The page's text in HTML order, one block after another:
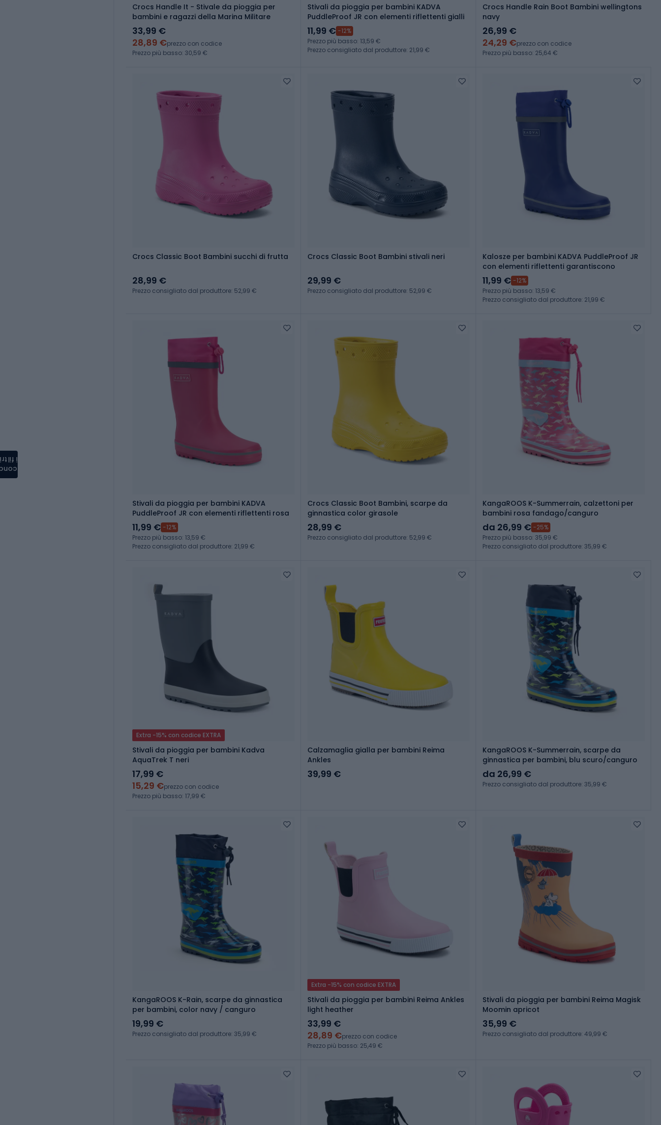
Crocs Handle It - Stivale da pioggia per
bambini e ragazzi della Marina Militare
33,99 €
28,89 €prezzo con codice
Prezzo più basso: 30,59 €
Stivali da pioggia per bambini KADVA
PuddleProof JR con elementi riflettenti gialli
11,99 € -12%
Prezzo più basso: 13,59 €
Prezzo consigliato dal produttore: 21,99 €
Crocs Handle Rain Boot Bambini wellingtons
navy
26,99 €
24,29 €prezzo con codice
Prezzo più basso: 25,64 €
Crocs Classic Boot Bambini succhi di frutta
28,99 €
Prezzo consigliato dal produttore: 52,99 €
Crocs Classic Boot Bambini stivali neri
29,99 €
Prezzo consigliato dal produttore: 52,99 €
Kalosze per bambini KADVA PuddleProof JR
con elementi riflettenti garantiscono
11,99 € -12%
Prezzo più basso: 13,59 €
Prezzo consigliato dal produttore: 21,99 €
Stivali da pioggia per bambini KADVA
PuddleProof JR con elementi riflettenti rosa
11,99 € -12%
Prezzo più basso: 13,59 €
Prezzo consigliato dal produttore: 21,99 €
Crocs Classic Boot Bambini, scarpe da
ginnastica color girasole
28,99 €
Prezzo consigliato dal produttore: 52,99 €
KangaROOS K-Summerrain, calzettoni per
bambini rosa fandago/canguro
da 26,99 € -25%
Prezzo più basso: 35,99 €
Prezzo consigliato dal produttore: 35,99 €
Extra -15% con codice EXTRA
Stivali da pioggia per bambini Kadva
AquaTrek T neri
17,99 €
15,29 €prezzo con codice
Prezzo più basso: 17,99 €
Calzamaglia gialla per bambini Reima
Ankles
39,99 €
KangaROOS K-Summerrain, scarpe da
ginnastica per bambini, blu scuro/canguro
da 26,99 €
Prezzo consigliato dal produttore: 35,99 €
KangaROOS K-Rain, scarpe da ginnastica
per bambini, color navy / canguro
19,99 €
Prezzo consigliato dal produttore: 35,99 €
Extra -15% con codice EXTRA
Stivali da pioggia per bambini Reima Ankles
light heather
33,99 €
28,89 €prezzo con codice
Prezzo più basso: 25,49 €
Stivali da pioggia per bambini Reima Magisk
Moomin apricot
35,99 €
Prezzo consigliato dal produttore: 49,99 €
i filtri